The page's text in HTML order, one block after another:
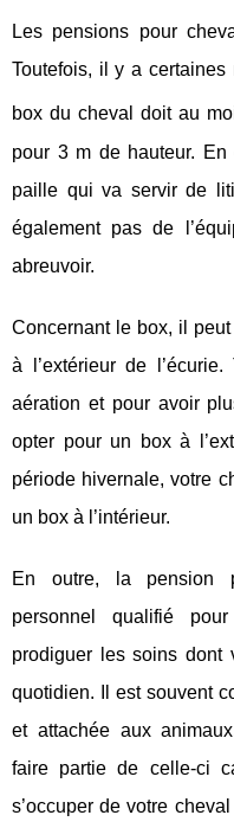
Les pensions pour
Toutefois, il y a certaines
box du cheval doit au
pour 3 m de hauteur.
paille qui va servir de
également pas de
abreuvoir.
Concernant le box, il
à l’extérieur de
aération et pour avoir
opter pour un box à
période hivernale, votre
un box à l’intérieur.
En outre, la pension
personnel qualifié
prodiguer les soins dont
quotidien. Il est souvent
et attachée aux
faire partie de celle-ci
s’occuper de votre